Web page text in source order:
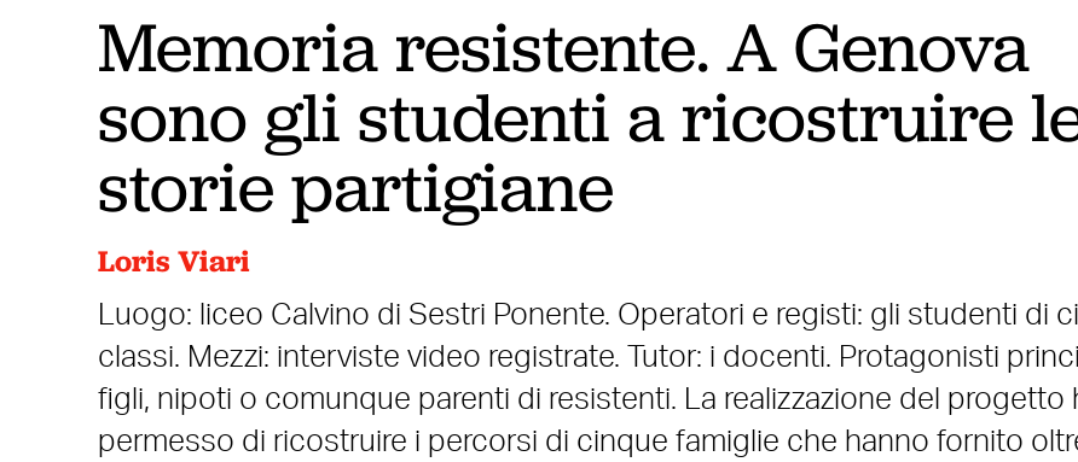
Memoria resistente. A Genova
sono gli studenti a ricostruire
storie partigiane
Loris Viari
Luogo: liceo Calvino di Sestri Ponente. Operatori e registi: gli studenti di
classi. Mezzi: interviste video registrate. Tutor: i docenti. Protagonisti
figli, nipoti o comunque parenti di resistenti. La realizzazione del progetto
permesso di ricostruire i percorsi di cinque famiglie che hanno fornito